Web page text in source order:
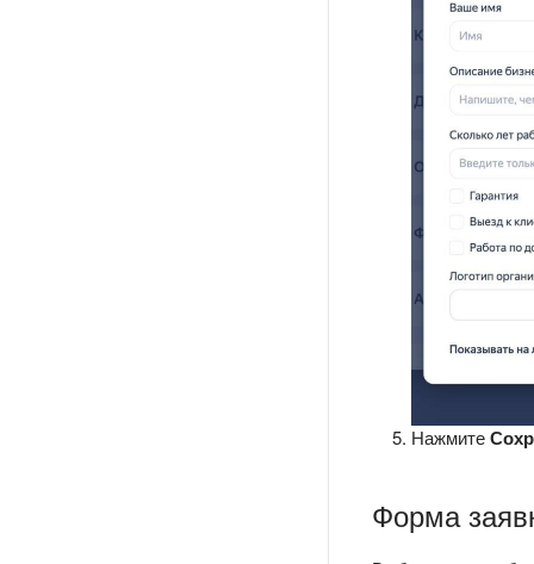
Нажмите
Форма